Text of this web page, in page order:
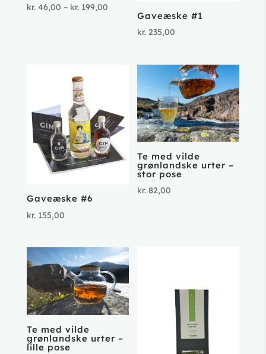
kr.46,00 – kr.199,00Prisinterval:
kr. 46,00
Gaveæske #1
kr. 235,00
Gaveæske #6
kr.155,00
Te med vilde
grønlandske urter –
stor pose
kr. 82,00
Te med vilde
grønlandske urter –
lille pose